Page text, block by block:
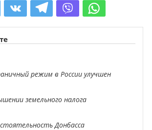
режим в России улучшен
земельного налога
Донбасса